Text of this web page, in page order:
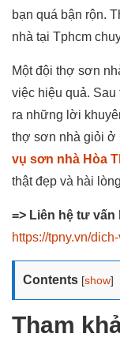
bạn quá bận rộn.
nhà tại Tphcm
Một đội thợ sơn
việc hiệu quả.
ra những lời
thợ sơn nhà giỏi ở
vụ sơn nhà Hòa
thật đẹp và hài
=> Liên hệ tư vấn
https://tpny.vn/
Contents [show]
Tham